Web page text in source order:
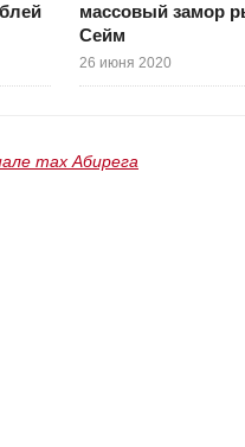
массовый замор
Сейм
26 июня 2020
max Абирега